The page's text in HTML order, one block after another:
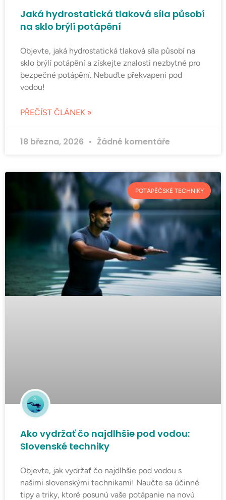
Jaká hydrostatická tlaková síla působí
na sklo brýlí potápění
Objevte, jaká hydrostatická tlaková síla působí na
sklo brýlí potápění a získejte znalosti nezbytné pro
bezpečné potápění. Nebuďte překvapeni pod
vodou!
PŘEČÍST ČLÁNEK »
18 března, 2026 Žádné komentáře
POTÁPĚČSKÉ TECHNIKY
Ako vydržať čo najdlhšie pod vodou:
Slovenské techniky
Objevte, jak vydržať čo najdlhšie pod vodou s
našimi slovenskými technikami! Naučte sa účinné
tipy a triky, ktoré posunú vaše potápanie na novú